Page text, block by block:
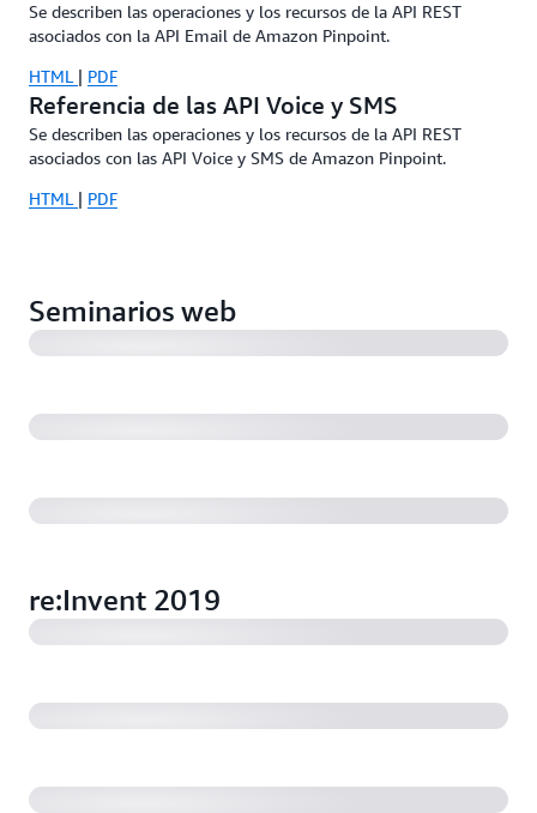
Se describen las operaciones y los recursos de la API REST
asociados con la API Email de Amazon Pinpoint.
HTML | PDF
Referencia de las API Voice y SMS
Se describen las operaciones y los recursos de la API REST
asociados con las API Voice y SMS de Amazon Pinpoint.
HTML | PDF
Seminarios web
Deep dive on Amazon Pinpoint segmentation and
re:Invent 2019
Overview of Amazon digital user engagement &
Creating a personalized digital front door for